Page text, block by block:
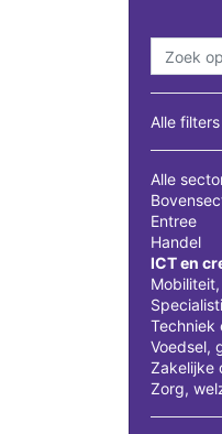
Alle
Alle
Entree
Handel
ICT en
Techniek
Voedsel,
Zakelijke
Zorg,